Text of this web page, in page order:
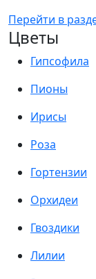
Перейти в
Цветы
Гипсофила
Пионы
Ирисы
Роза
Гортензии
Орхидеи
Гвоздики
Лилии